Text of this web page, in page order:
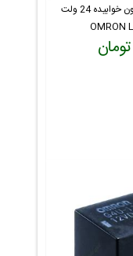
رله شیشه ای مینیاتوری امرون خوابیده 24 ولت